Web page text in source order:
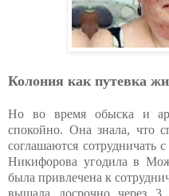
Колония как путевка
Но во время обыска и
спокойно. Она знала, что
соглашаются сотрудничать
Никифорова угодила в
была привлечена к
вышала досрочно через 3